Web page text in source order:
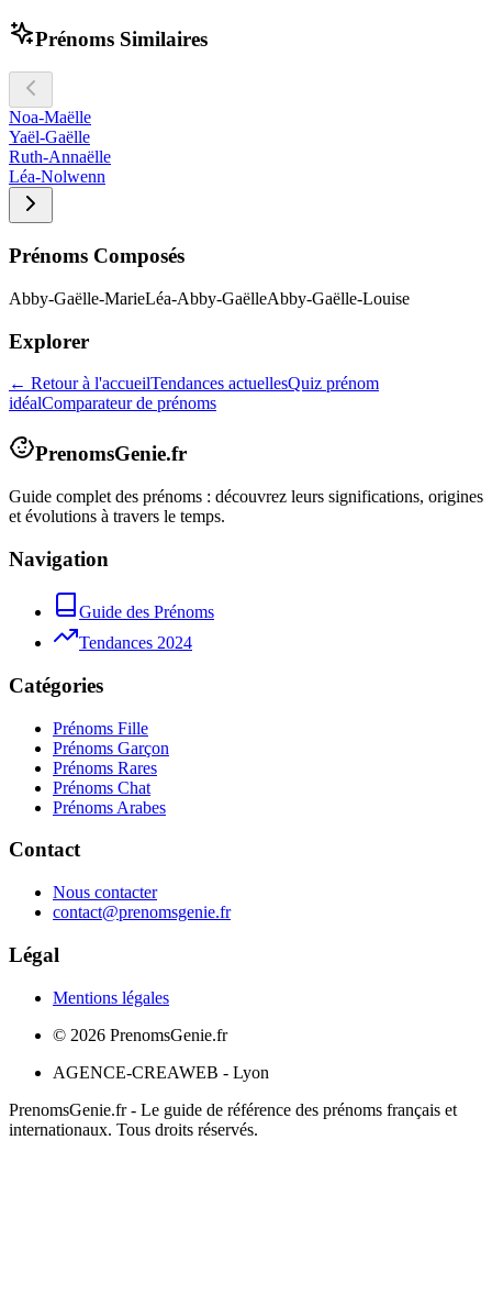
Prénoms Similaires
Noa-Maëlle
Yaël-Gaëlle
Ruth-Annaëlle
Léa-Nolwenn
Prénoms Composés
Abby-Gaëlle-MarieLéa-Abby-GaëlleAbby-Gaëlle-Louise
Explorer
← Retour à l'accueilTendances actuellesQuiz prénom
idéalComparateur de prénoms
PrenomsGenie.fr
Guide complet des prénoms : découvrez leurs significations, origines
et évolutions à travers le temps.
Navigation
Guide des Prénoms
Tendances 2024
Catégories
Prénoms Fille
Prénoms Garçon
Prénoms Rares
Prénoms Chat
Prénoms Arabes
Contact
Nous contacter
contact@prenomsgenie.fr
Légal
Mentions légales
© 2026 PrenomsGenie.fr
AGENCE-CREAWEB - Lyon
PrenomsGenie.fr - Le guide de référence des prénoms français et
internationaux. Tous droits réservés.